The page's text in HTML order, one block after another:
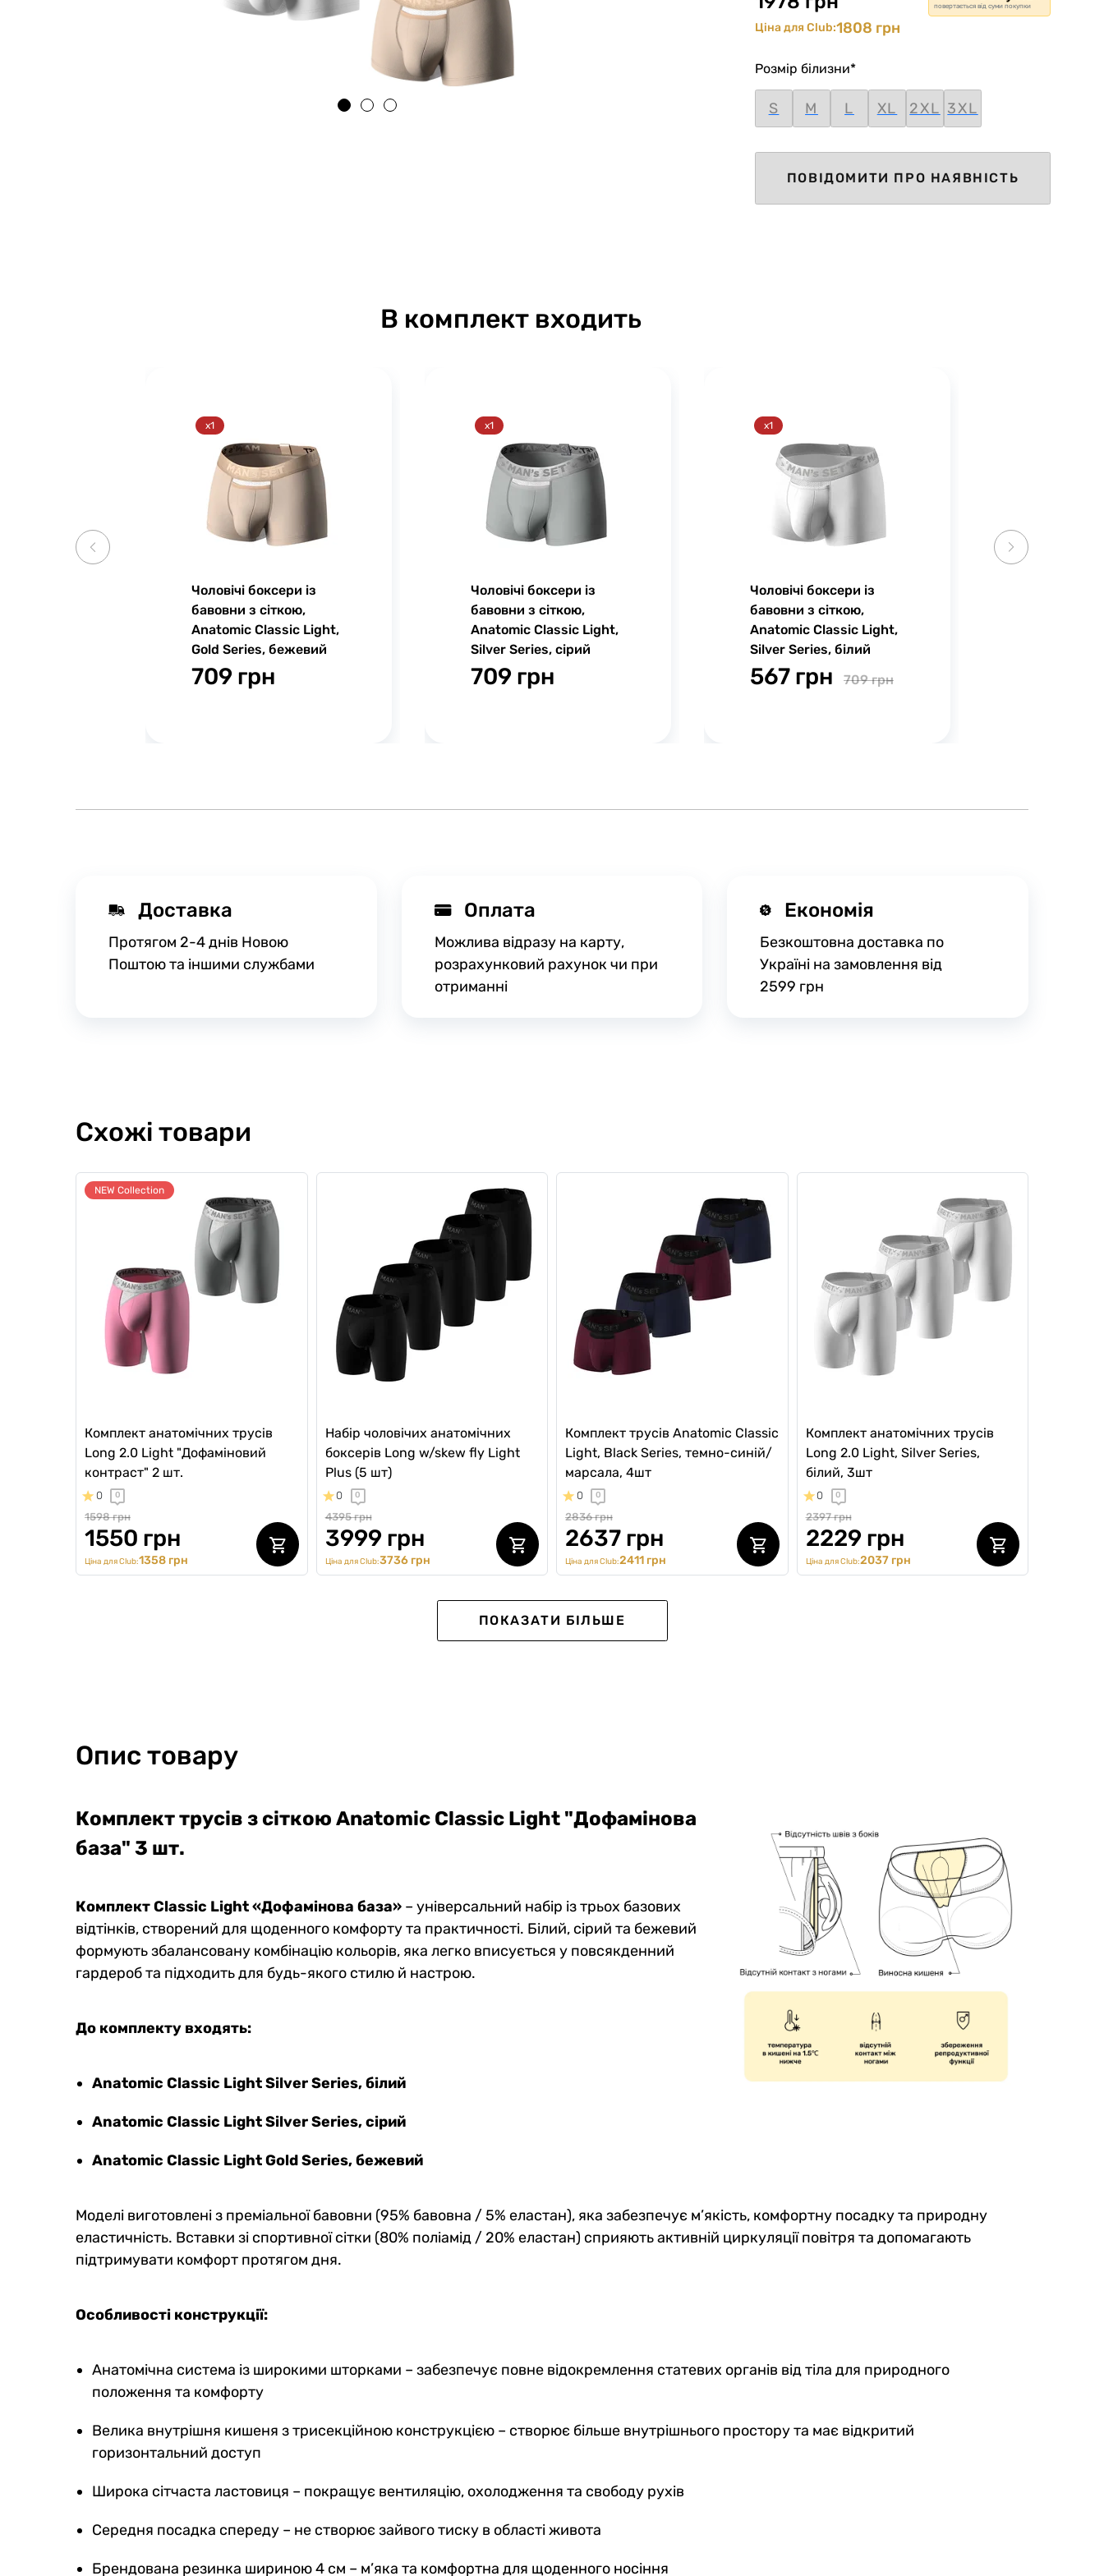
повертається від суми покупки
Ціна для Club:1808 грн
Розмір білизни*
S M L XL 2XL 3XL
ПОВІДОМИТИ ПРО НАЯВНІСТЬ
В комплект входить
x1
Чоловічі боксери із
бавовни з сіткою,
Anatomic Classic Light,
Gold Series, бежевий
709 грн
x1
Чоловічі боксери із
бавовни з сіткою,
Anatomic Classic Light,
Silver Series, сірий
709 грн
x1
Чоловічі боксери із
бавовни з сіткою,
Anatomic Classic Light,
Silver Series, білий
567 грн 709 грн
Доставка
Протягом 2-4 днів Новою
Поштою та іншими службами
Оплата
Можлива відразу на карту,
розрахунковий рахунок чи при
отриманні
Економія
Безкоштовна доставка по
Україні на замовлення від
2599 грн
Схожі товари
NEW Collection
Комплект анатомічних трусів
Long 2.0 Light "Дофаміновий
контраст" 2 шт.
0 0
1598 грн
1550 грн
Ціна для Club:1358 грн
Набір чоловічих анатомічних
боксерів Long w/skew fly Light
Plus (5 шт)
0 0
4395 грн
3999 грн
Ціна для Club:3736 грн
Комплект трусів Anatomic Classic
Light, Black Series, темно-синій/
марсала, 4шт
0 0
2836 грн
2637 грн
Ціна для Club:2411 грн
Комплект анатомічних трусів
Long 2.0 Light, Silver Series,
білий, 3шт
0 0
2397 грн
2229 грн
Ціна для Club:2037 грн
Комплект анатомічних трусів
1598 грн
1550 грн
Ціна для Club:1358 грн
0 0
1418 грн
1375 грн
Ціна для Club:1205 грн
0 0
1598 грн
1550 грн
Комплект трусів Anatomic Classic
Light, Black Series, темно-
зелений/графіт, 4шт
0 0
2836 грн
2637 грн
Ціна для Club:2411 грн
ПОКАЗАТИ БІЛЬШЕ
Опис товару
Комплект трусів з сіткою Anatomic Classic Light "Дофамінова
база" 3 шт.
Комплект Classic Light «Дофамінова база» – універсальний набір із трьох базових
відтінків, створений для щоденного комфорту та практичності. Білий, сірий та бежевий
формують збалансовану комбінацію кольорів, яка легко вписується у повсякденний
гардероб та підходить для будь-якого стилю й настрою.
До комплекту входять:
Anatomic Classic Light Silver Series, білий
Anatomic Classic Light Silver Series, сірий
Anatomic Classic Light Gold Series, бежевий
Моделі виготовлені з преміальної бавовни (95% бавовна / 5% еластан), яка забезпечує м’якість, комфортну посадку та природну
еластичність. Вставки зі спортивної сітки (80% поліамід / 20% еластан) сприяють активній циркуляції повітря та допомагають
підтримувати комфорт протягом дня.
Особливості конструкції:
Анатомічна система із широкими шторками – забезпечує повне відокремлення статевих органів від тіла для природного
положення та комфорту
Велика внутрішня кишеня з трисекційною конструкцією – створює більше внутрішнього простору та має відкритий
горизонтальний доступ
Широка сітчаста ластовиця – покращує вентиляцію, охолодження та свободу рухів
Середня посадка спереду – не створює зайвого тиску в області живота
Брендована резинка шириною 4 см – м’яка та комфортна для щоденного носіння